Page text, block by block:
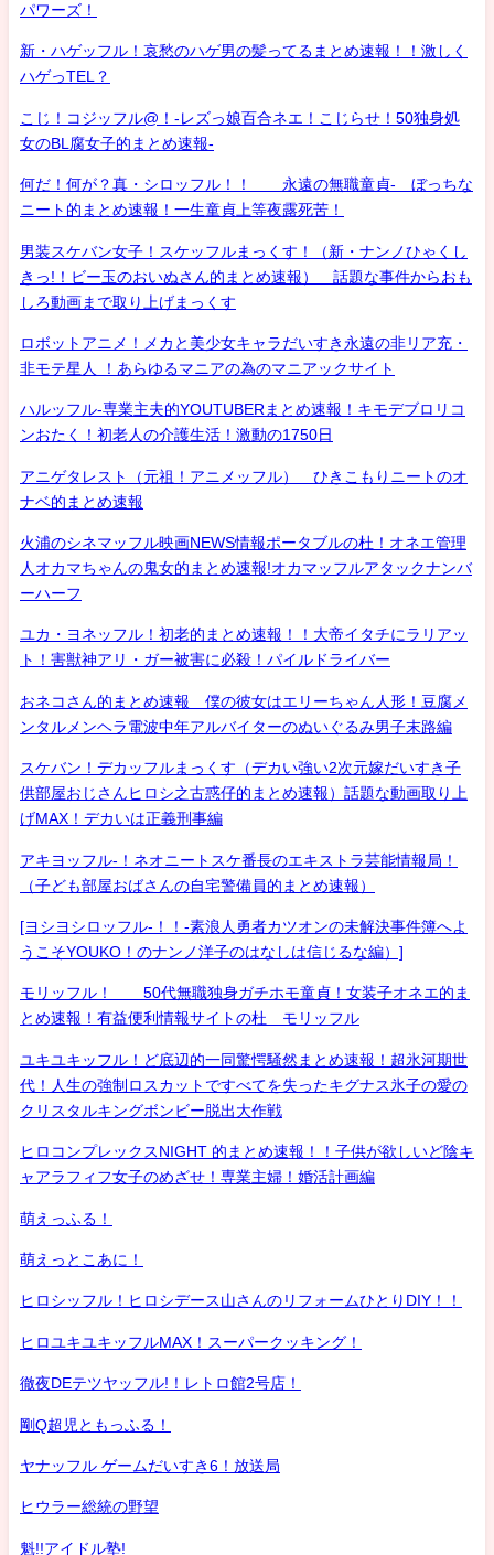
パワーズ！
新・ハゲッフル！哀愁のハゲ男の髪ってるまとめ速報！！激しく
ハゲっTEL？
こじ！コジッフル@！-レズっ娘百合ネエ！こじらせ！50独身処
女のBL腐女子的まとめ速報-
何だ！何が？真・シロッフル！！ 永遠の無職童貞- ぼっちな
ニート的まとめ速報！一生童貞上等夜露死苦！
男装スケバン女子！スケッフルまっくす！（新・ナンノひゃくし
きっ!！ビー玉のおいぬさん的まとめ速報） 話題な事件からおも
しろ動画まで取り上げまっくす
ロボットアニメ！メカと美少女キャラだいすき永遠の非リア充・
非モテ星人 ！あらゆるマニアの為のマニアックサイト
ハルッフル-専業主夫的YOUTUBERまとめ速報！キモデブロリコ
ンおたく！初老人の介護生活！激動の1750日
アニゲタレスト（元祖！アニメッフル） ひきこもりニートのオ
ナベ的まとめ速報
火浦のシネマッフル映画NEWS情報ポータブルの杜！オネエ管理
人オカマちゃんの鬼女的まとめ速報!オカマッフルアタックナンバ
ーハーフ
ユカ・ヨネッフル！初老的まとめ速報！！大帝イタチにラリアッ
ト！害獣神アリ・ガー被害に必殺！パイルドライバー
おネコさん的まとめ速報 僕の彼女はエリーちゃん人形！豆腐メ
ンタルメンヘラ電波中年アルバイターのぬいぐるみ男子末路編
スケバン！デカッフルまっくす（デカい強い2次元嫁だいすき子
供部屋おじさんヒロシ之古惑仔的まとめ速報）話題な動画取り上
げMAX！デカいは正義刑事編
アキヨッフル-！ネオニートスケ番長のエキストラ芸能情報局！
（子ども部屋おばさんの自宅警備員的まとめ速報）
[ヨシヨシロッフル-！！-素浪人勇者カツオンの未解決事件簿へよ
うこそYOUKO！のナンノ洋子のはなしは信じるな編）]
モリッフル！ 50代無職独身ガチホモ童貞！女装子オネエ的ま
とめ速報！有益便利情報サイトの杜 モリッフル
ユキユキッフル！ど底辺的一同驚愕騒然まとめ速報！超氷河期世
代！人生の強制ロスカットですべてを失ったキグナス氷子の愛の
クリスタルキングボンビー脱出大作戦
ヒロコンプレックスNIGHT 的まとめ速報！！子供が欲しいど陰キ
ャアラフィフ女子のめざせ！専業主婦！婚活計画編
萌えっふる！
萌えっとこあに！
ヒロシッフル！ヒロシデース山さんのリフォームひとりDIY！！
ヒロユキユキッフルMAX！スーパークッキング！
徹夜DEテツヤッフル!！レトロ館2号店！
剛Q超児ともっふる！
ヤナッフル ゲームだいすき6！放送局
ヒウラー総統の野望
魁!!アイドル塾!